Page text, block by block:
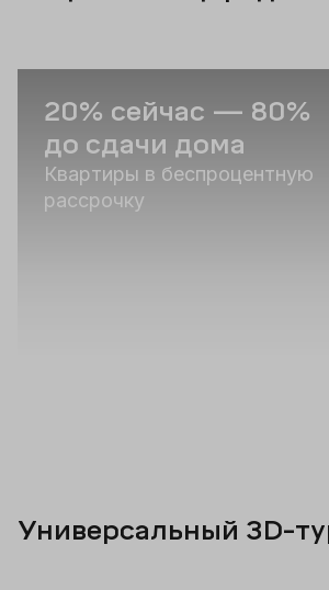
20% сейчас — 80%
до сдачи дома
Квартиры в беспроцентную
рассрочку
Универсальный 3D-